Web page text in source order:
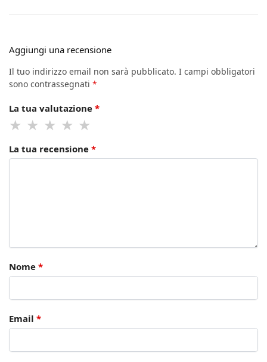
Aggiungi una recensione
Il tuo indirizzo email non sarà pubblicato. I campi obbligatori
sono contrassegnati *
La tua valutazione *
La tua recensione *
Nome *
Email *